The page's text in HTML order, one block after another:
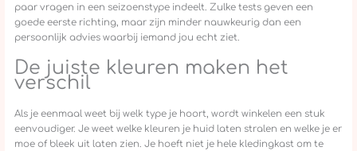
paar vragen in een seizoenstype indeelt. Zulke tests geven een
goede eerste richting, maar zijn minder nauwkeurig dan een
persoonlijk advies waarbij iemand jou echt ziet.
De juiste kleuren maken het
verschil
Als je eenmaal weet bij welk type je hoort, wordt winkelen een stuk
eenvoudiger. Je weet welke kleuren je huid laten stralen en welke je er
moe of bleek uit laten zien. Je hoeft niet je hele kledingkast om te